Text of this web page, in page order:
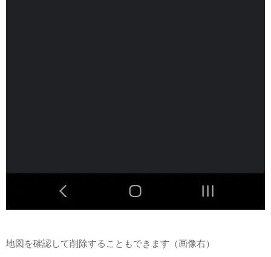
地図を確認して削除することもできます（画像右）